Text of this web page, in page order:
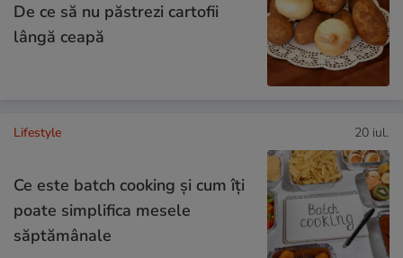
De ce să nu păstrezi cartofii
lângă ceapă
Lifestyle 20 iul.
Ce este batch cooking și cum îți
poate simplifica mesele
săptămânale